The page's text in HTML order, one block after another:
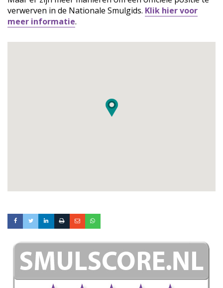
verwerven in de Nationale Smulgids. Klik hier voor
meer informatie.